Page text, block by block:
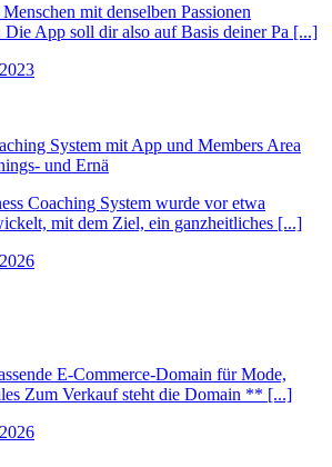
mit denselben Passionen
Die App soll dir also auf Basis deiner Pa [...]
System mit App und Members Area
und Ernä
Coaching System wurde vor etwa
mit dem Ziel, ein ganzheitliches [...]
E-Commerce-Domain für Mode,
Zum Verkauf steht die Domain ** [...]